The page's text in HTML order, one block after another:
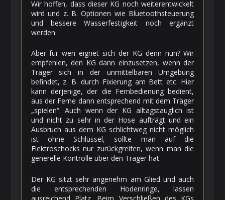
Wir hoffen, dass dieser KG noch weiterentwickelt
wird und z. B. Optionen wie Bluetoothsteuerung
und bessere Wasserfestigkeit noch ergänzt
werden.
Aber für wen eignet sich der KG denn nun? Wir
empfehlen, den KG dann einzusetzen, wenn der
Träger sich in der unmittelbaren Umgebung
befindet, z. B. durch Fixierung am Bett etc. Hier
kann derjenige, der die Fernbedienung bedient,
aus der Ferne dann entsprechend mit dem Träger
„spielen“. Auch wenn der KG alltagstauglich ist
und nicht zu sehr in der Hose aufträgt und ein
Ausbruch aus dem KG schlichtweg nicht möglich
ist ohne Schlüssel, sollte man auf die
Elektroschocks nur zurückgreifen, wenn man die
generelle Kontrolle über den Träger hat.
Der KG sitzt sehr angenehm am Glied und auch
die entsprechenden Hodenringe, lassen